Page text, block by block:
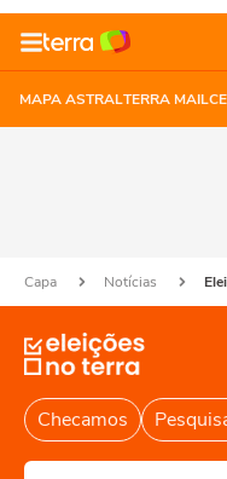
MAPA ASTRALTERRA MAIL
Capa Notícias
Checamos